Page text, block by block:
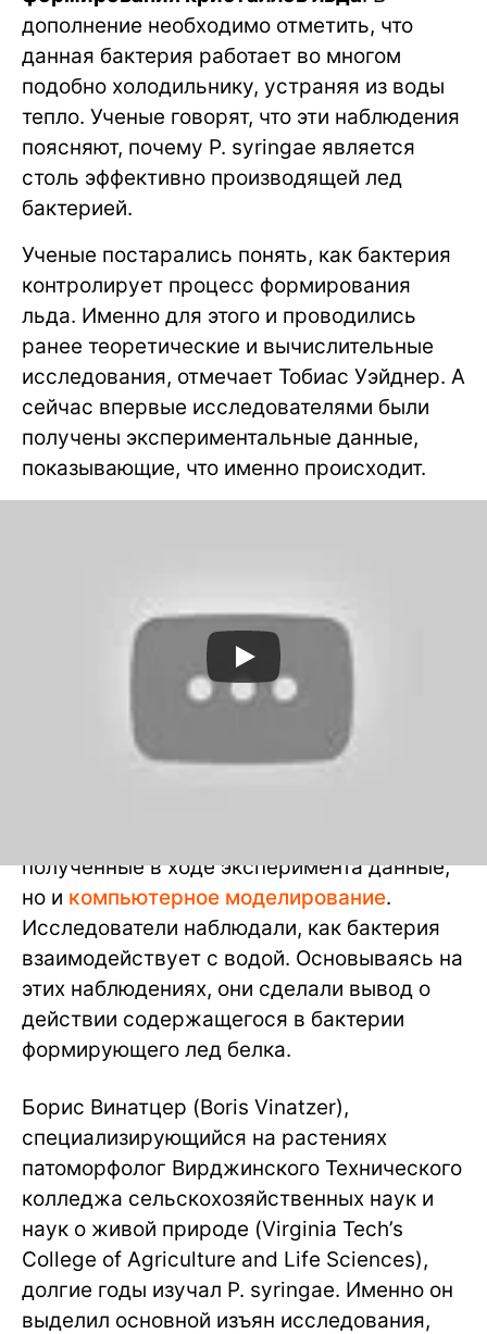
дополнение необходимо отметить, что
данная бактерия работает во многом
подобно холодильнику, устраняя из воды
тепло. Ученые говорят, что эти наблюдения
поясняют, почему P. syringae является
столь эффективно производящей лед
бактерией.
Ученые постарались понять, как бактерия
контролирует процесс формирования
льда. Именно для этого и проводились
ранее теоретические и вычислительные
исследования, отмечает Тобиас Уэйднер. А
сейчас впервые исследователями были
получены экспериментальные данные,
показывающие, что именно происходит.
полученные в ходе эксперимента данные,
но и компьютерное моделирование.
Исследователи наблюдали, как бактерия
взаимодействует с водой. Основываясь на
этих наблюдениях, они сделали вывод о
действии содержащегося в бактерии
формирующего лед белка.
Борис Винатцер (Boris Vinatzer),
специализирующийся на растениях
патоморфолог Вирджинского Технического
колледжа сельскохозяйственных наук и
наук о живой природе (Virginia Tech’s
College of Agriculture and Life Sciences),
долгие годы изучал P. syringae. Именно он
выделил основной изъян исследования,